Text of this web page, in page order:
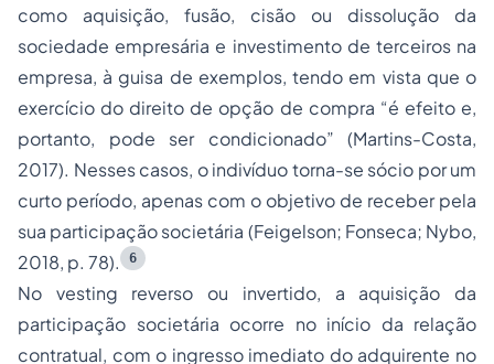
como aquisição, fusão, cisão ou dissolução da
sociedade empresária e investimento de terceiros na
empresa, à guisa de exemplos, tendo em vista que o
exercício do direito de opção de compra “é efeito e,
portanto, pode ser condicionado” (Martins-Costa,
2017). Nesses casos, o indivíduo torna-se sócio por um
curto período, apenas com o objetivo de receber pela
sua participação societária (Feigelson; Fonseca; Nybo,
2018, p. 78).
6
No vesting reverso ou invertido, a aquisição da
participação societária ocorre no início da relação
contratual, com o ingresso imediato do adquirente no